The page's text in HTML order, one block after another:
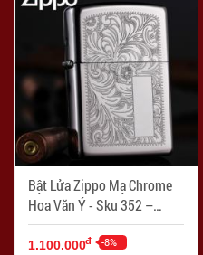
Bật Lửa Zippo Mạ Chrome
Hoa Văn Ý - Sku 352 –
Zippo Venetian Chrome
1.100.000đ -8%